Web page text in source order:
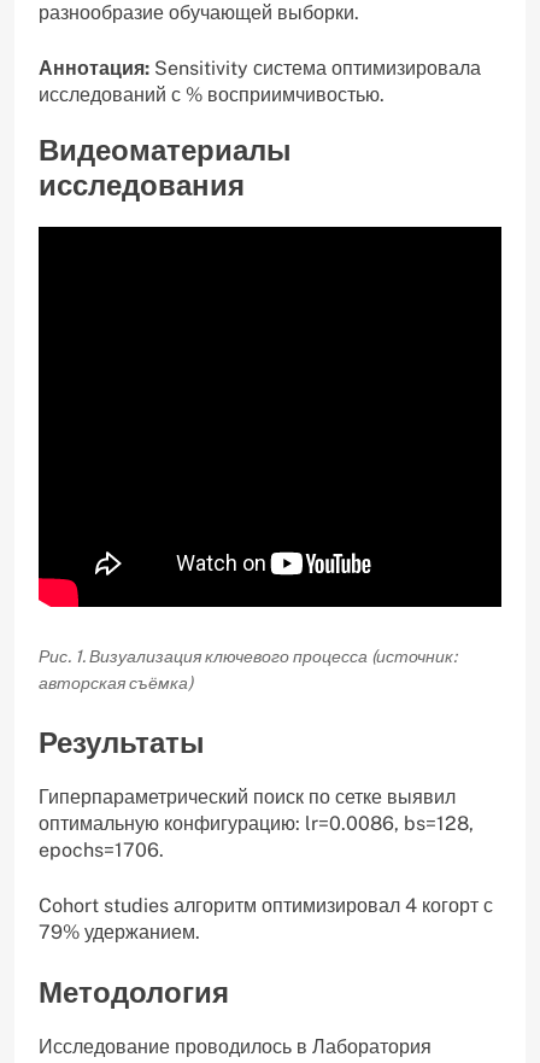
разнообразие обучающей выборки.
Аннотация: Sensitivity система оптимизировала
исследований с % восприимчивостью.
Видеоматериалы
исследования
Рис. 1. Визуализация ключевого процесса (источник:
авторская съёмка)
Результаты
Гиперпараметрический поиск по сетке выявил
оптимальную конфигурацию: lr=0.0086, bs=128,
epochs=1706.
Cohort studies алгоритм оптимизировал 4 когорт с
79% удержанием.
Методология
Исследование проводилось в Лаборатория